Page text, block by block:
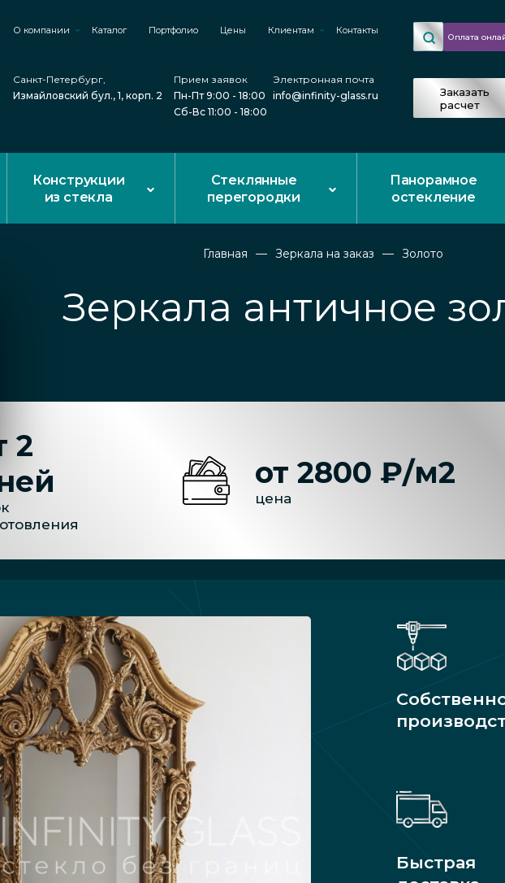
О компании Каталог Портфолио Цены Клиентам Контакты
Санкт-Петербург,
Измайловский бул., 1, корп. 2
Прием заявок
Пн-Пт 9:00 - 18:00
Сб-Вс 11:00 - 18:00
Электронная почта
info@infinity-glass.ru
Оплата
Заказать
расчет
Конструкции
из стекла
Стеклянные
перегородки
Панорамное
остекление
Главная Зеркала на заказ Золото
Зеркала античное
2
от 2800 ₽/м2
цена
Быстрая